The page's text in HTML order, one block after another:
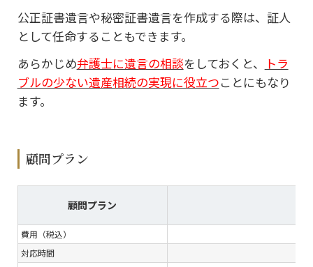
公正証書遺言や秘密証書遺言を作成する際は、証人
として任命することもできます。
あらかじめ弁護士に遺言の相談をしておくと、
トラ
ブルの少ない遺産相続の実現に役立つことにもなり
ます。
顧問プラン
顧問プラン
費用（税込）
対応時間